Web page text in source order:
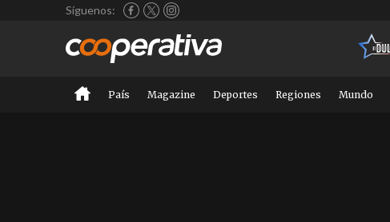
Síguenos:
País Magazine Deportes Regiones Mundo